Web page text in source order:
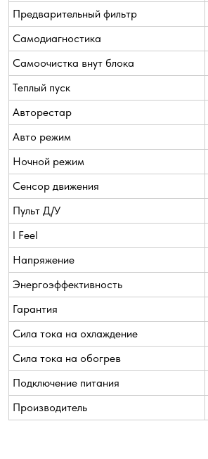
Предварительный фильтр
Самодиагностика
Самоочистка внут блока
Теплый пуск
Авторестар
Авто режим
Ночной режим
Сенсор движения
Пульт Д/У
I Feel
Напряжение
Энергоэффективность
Гарантия
Сила тока на охлаждение
Сила тока на обогрев
Подключение питания
Производитель